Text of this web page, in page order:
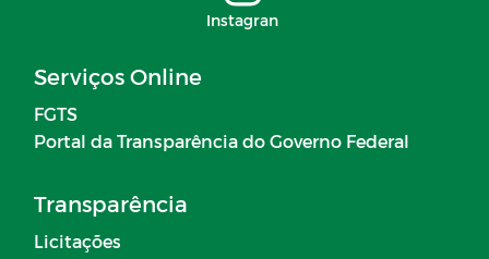
Instagran
Serviços Online
FGTS
Portal da Transparência do Governo Federal
Transparência
Licitações